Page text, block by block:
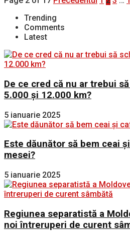
Trending
Comments
Latest
De ce cred că nu ar trebui
5.000 și 12.000 km?
5 ianuarie 2025
Este dăunător să bem ceai
mesei?
5 ianuarie 2025
Regiunea separatistă a
noi întreruperi de curent